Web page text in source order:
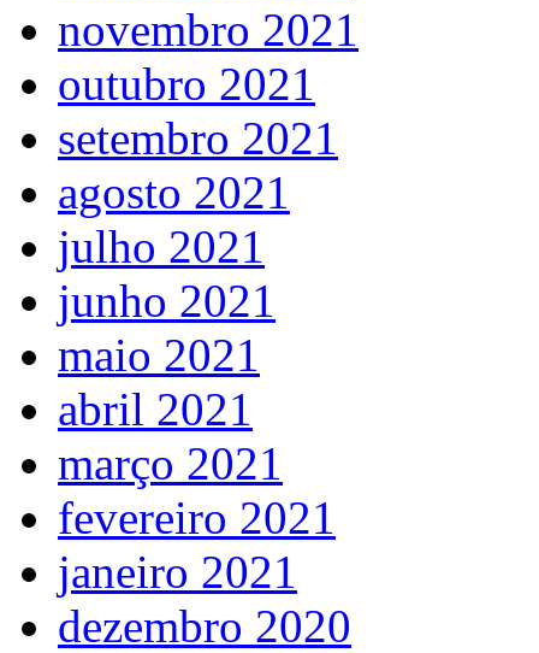
novembro 2021
outubro 2021
setembro 2021
agosto 2021
julho 2021
junho 2021
maio 2021
abril 2021
março 2021
fevereiro 2021
janeiro 2021
dezembro 2020